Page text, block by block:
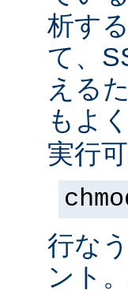
析す
て、
える
もよ
実行
行な
ント